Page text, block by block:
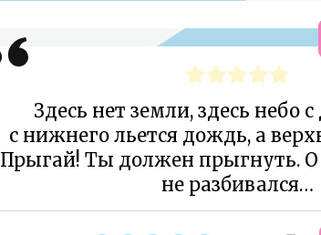
Здесь нет земли, здесь небо
с нижнего льется дождь, а
Прыгай! Ты должен прыгнуть. О
не разбивался…